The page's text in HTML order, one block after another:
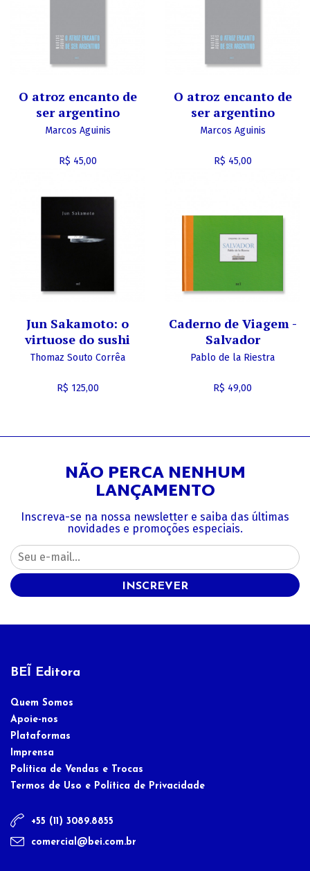
O atroz encanto de
ser argentino
Marcos Aguinis
R$ 45,00
O atroz encanto de
ser argentino
Marcos Aguinis
R$ 45,00
Jun Sakamoto: o
virtuose do sushi
Thomaz Souto Corrêa
R$ 125,00
Caderno de Viagem -
Salvador
Pablo de la Riestra
R$ 49,00
NÃO PERCA NENHUM
LANÇAMENTO
Inscreva-se na nossa newsletter e saiba das últimas
novidades e promoções especiais.
INSCREVER
BEĨ Editora
Quem Somos
Apoie-nos
Plataformas
Imprensa
Política de Vendas e Trocas
Termos de Uso e Política de Privacidade
+55 (11) 3089.8855
comercial@bei.com.br